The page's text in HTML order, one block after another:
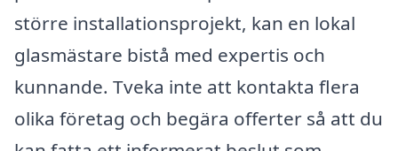
större installationsprojekt, kan en lokal
glasmästare bistå med expertis och
kunnande. Tveka inte att kontakta flera
olika företag och begära offerter så att du